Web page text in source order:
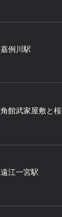
嘉例川駅
角館武家屋敷と桜
遠江一宮駅